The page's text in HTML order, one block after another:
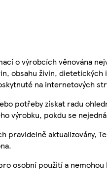
o výrobcích věnována
obsahu živin,
na internetových
potřeby získat radu
výrobku, pokdu se
pravidelně aktualizovány,
osobní použití a